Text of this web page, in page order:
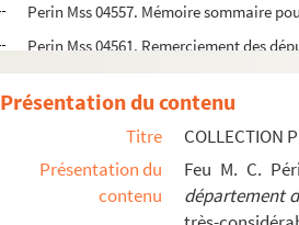
Perin Mss 04557. Mémoire sommaire
Perin Mss 04561. Remerciement des
Perin Mss 04562. Consultation de
Perin Mss 04565. Ordonnance de M.
Perin Mss 04567. Discours envoyé à
Perin Mss 04572. Décret de Mgr de
Perin Mss 04573. Examen d'un des
Présentation du contenu
Titre
COLLECTION
Présentation du
contenu
Feu M. C.
département